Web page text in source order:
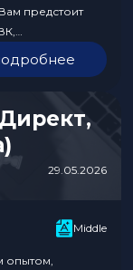
предстоит
и дружить
Опыт
Удалённая
29.05.2026
Middle
опытом,